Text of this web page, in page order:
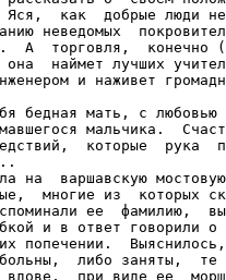
Яся,  как  добрые люди
неведомых
А  торговля,  конечно
наймет лучших
и наживет
бедная мать, с любовью
мальчика.
которые  рука
на  варшавскую
многие из  которых
ее  фамилию,
и в ответ говорили о
попечении.
больны,  либо заняты,
вдове,  при виде ее